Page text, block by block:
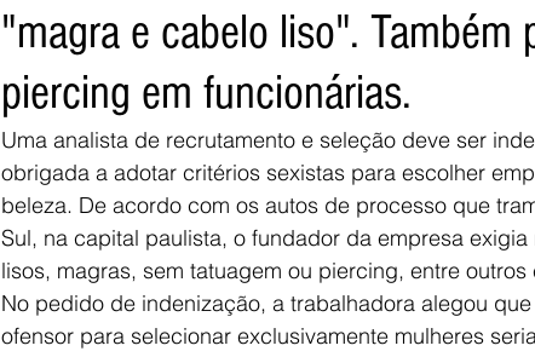
Voltar
"magra e cabelo liso". Também
piercing em funcionárias.
Uma analista de recrutamento e seleção deve ser
obrigada a adotar critérios sexistas para escolher
beleza. De acordo com os autos de processo que
Sul, na capital paulista, o fundador da empresa
lisos, magras, sem tatuagem ou piercing, entre
No pedido de indenização, a trabalhadora alegou
ofensor para selecionar exclusivamente mulheres